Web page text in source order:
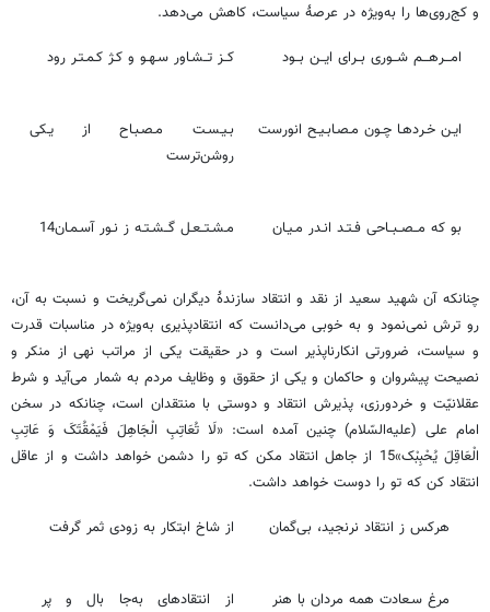
و کج‌روی‌ها را به‌ویژه در عرصۀ سیاست، کاهش می‌دهد.
امـــرهـــم شــوری بــرای ایــن بــود کــز تــشـاور سـهـو و کـژ کـمـتـر رود
ایـن خـردهـا چـون مـصـابـیـح انورست
بـیـسـت مـصـبـاح از یـکی
روشن‌ترست
بو که مــصــبــاحی فـتـد انـدر مـیـان مـشـتــعـل گــشـتـه ز نـور آسـمـان14
چنانکه آن شهید سعید از نقد و انتقاد سازندۀ دیگران نمی‌گریخت و نسبت به آن،
رو ترش نمی‌نمود و به خوبی می‌دانست که انتقادپذیری به‌ویژه در مناسبات قدرت
و سیاست، ضرورتی انکارناپذیر است و در حقیقت یکی از مراتب نهی از منکر و
نصیحت پیشروان و حاکمان و یکی از حقوق و وظایف مردم به شمار می‌آید و شرط
عقلانیّت و خردورزی، پذیرش انتقاد و دوستی با منتقدان است، چنانکه در سخن
امام علی (علیه‌السّلام) چنین آمده است: «لَا تُعَاتِبِ الْجَاهِلَ فَیَمْقُتَکَ وَ عَاتِبِ‏
الْعَاقِلَ‏ یُحْبِبْک»15 از جاهل انتقاد مکن که تو را دشمن خواهد داشت و از عاقل
انتقاد کن که تو را دوست خواهد داشت.
هرکس ز انتقاد نرنجید، بی‌گمان از شاخ ابتکار به زودی ثمر گرفت
مرغ سـعادت همه مردان با هنر
از انتقادهای به‌جا بال و پر